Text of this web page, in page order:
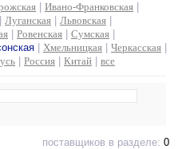
Ивано-Франковская
Луганская Львовская
Ровенская Сумская
Хмельницкая Черкасская
Россия Китай все
поставщиков в разделе: 0